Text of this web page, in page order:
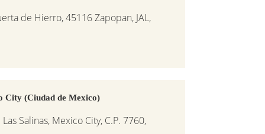
de Hierro, 45116 Zapopan, JAL,
City (Ciudad de Mexico)
Salinas, Mexico City, C.P. 7760,